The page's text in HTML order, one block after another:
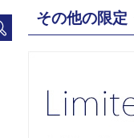
その他の限定